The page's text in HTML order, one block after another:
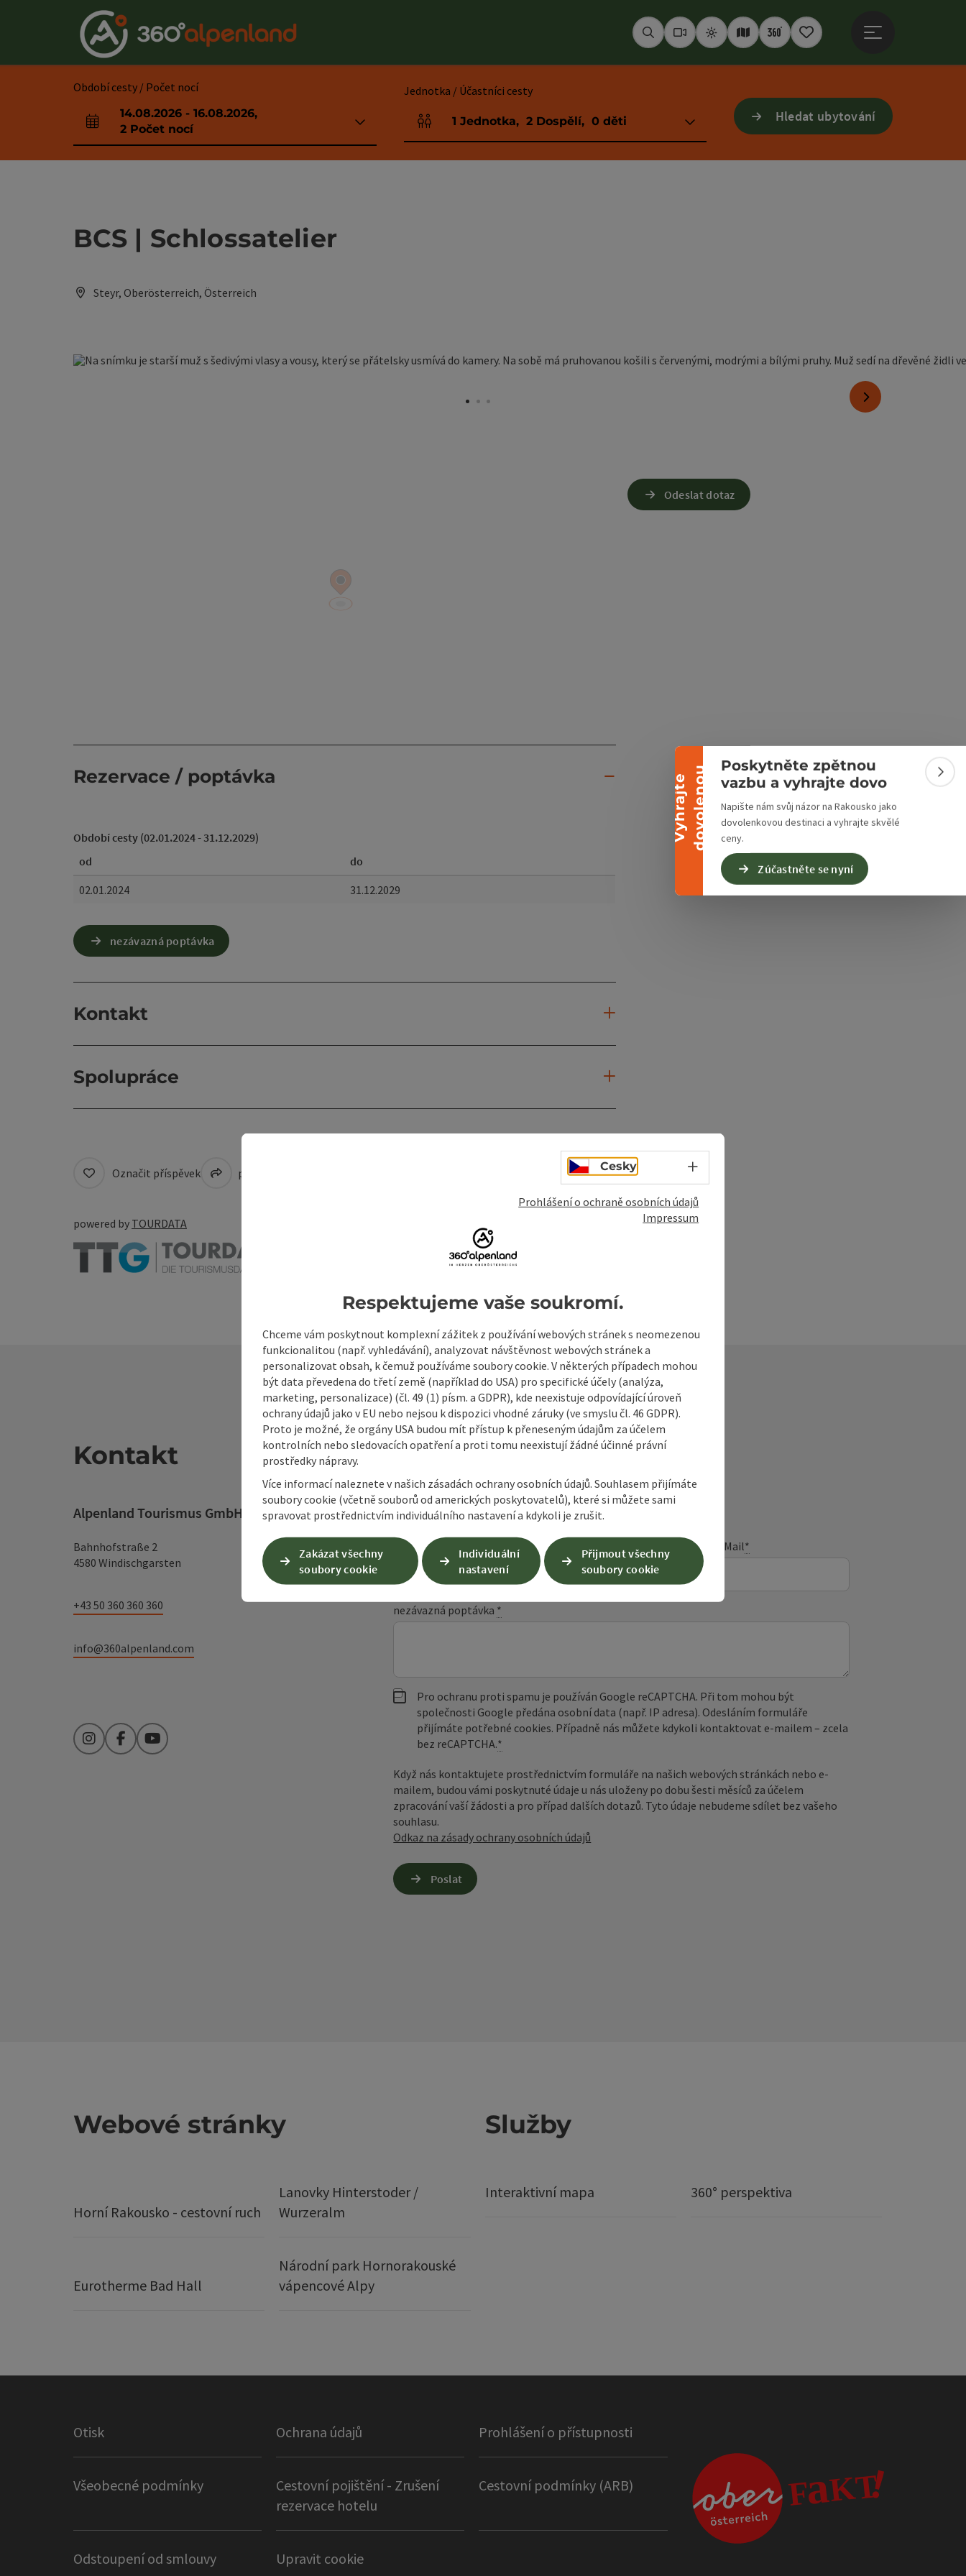
Accesskey
Accesskey
[1]
Začátek stránkyAccesskey
[2]
Accesskey
[3]
Accesskey
Accesskey
[5]
Pokyny k používání webové stránky
Úvodní stranaAccesskey
[7]
V
y
h
r
a
j
t
e
d
o
v
o
l
e
n
ou
Sbalit banner
Poskytněte zpětnou
vazbu a vyhrajte dovo
Napište nám svůj názor na Rakousko jako
dovolenkovou destinaci a vyhrajte skvělé
ceny.
Zúčastněte se nyní
HledatWebkamery
PočasíInteraktivní mapa
360° panoramata
Poznámkový blok
Období cesty / Počet nocí
Pole příjezdu a odjezdu
14.08.2026 - 16.08.2026,
2 Počet nocí
Jednotka / Účastníci cesty
Počet jednotek a polí pro osoby
1 Jednotka, 2 Dospělí, 0 děti Hledat ubytování
BCS | Schlossatelier
Steyr, Oberösterreich, Österreich
nächstes Element
Rezervace / poptávka
Období cesty (02.01.2024 - 31.12.2029)
od
do
02.01.2024
31.12.2029
nezávazná poptávka
Kontakt
Spolupráce
Odeslat dotaz
Označit příspěvek přejít na poznámky Vytisknout příspěvek V okolí
powered by TOURDATA
Kontakt
Alpenland Tourismus GmbH
Bahnhofstraße 2
4580 Windischgarsten
+43 50 360 360 360
info@360alpenland.com
InstagramFacebookYouTube
Nezávazná poptávka
Pole označená*jsou povinná
křestní jméno, jméno příjmení E-Mail*
nezávazná poptávka *
Pro ochranu proti spamu je používán Google reCAPTCHA. Při tom mohou být
společnosti Google předána osobní data (např. IP adresa). Odesláním formuláře
přijímáte potřebné cookies. Případně nás můžete kdykoli kontaktovat e‑mailem – zcela
bez reCAPTCHA.*
Když nás kontaktujete prostřednictvím formuláře na našich webových stránkách nebo e-
mailem, budou vámi poskytnuté údaje u nás uloženy po dobu šesti měsíců za účelem
zpracování vaší žádosti a pro případ dalších dotazů. Tyto údaje nebudeme sdílet bez vašeho
souhlasu.
Odkaz na zásady ochrany osobních údajů
Poslat
Webové stránky
Horní Rakousko - cestovní ruch
Lanovky Hinterstoder /
Wurzeralm
Eurotherme Bad Hall
Národní park Hornorakouské
vápencové Alpy
Služby
Interaktivní mapa 360° perspektiva
Otisk Ochrana údajů Prohlášení o přístupnosti
Všeobecné podmínky
Cestovní pojištění - Zrušení
rezervace hotelu
Cestovní podmínky (ARB)
Odstoupení od smlouvy Upravit cookie
Cesky Volba jazyka - Otevřít menu
Prohlášení o ochraně osobních údajů
Impressum
Respektujeme vaše soukromí.
Chceme vám poskytnout komplexní zážitek z používání webových stránek s neomezenou
funkcionalitou (např. vyhledávání), analyzovat návštěvnost webových stránek a
personalizovat obsah, k čemuž používáme soubory cookie. V některých případech mohou
být data převedena do třetí země (například do USA) pro specifické účely (analýza,
marketing, personalizace) (čl. 49 (1) písm. a GDPR), kde neexistuje odpovídající úroveň
ochrany údajů jako v EU nebo nejsou k dispozici vhodné záruky (ve smyslu čl. 46 GDPR).
Proto je možné, že orgány USA budou mít přístup k přeneseným údajům za účelem
kontrolních nebo sledovacích opatření a proti tomu neexistují žádné účinné právní
prostředky nápravy.
Více informací naleznete v našich zásadách ochrany osobních údajů. Souhlasem přijímáte
soubory cookie (včetně souborů od amerických poskytovatelů), které si můžete sami
spravovat prostřednictvím individuálního nastavení a kdykoli je zrušit.
Zakázat všechny
soubory cookie
Individuální
nastavení
Přijmout všechny
soubory cookie